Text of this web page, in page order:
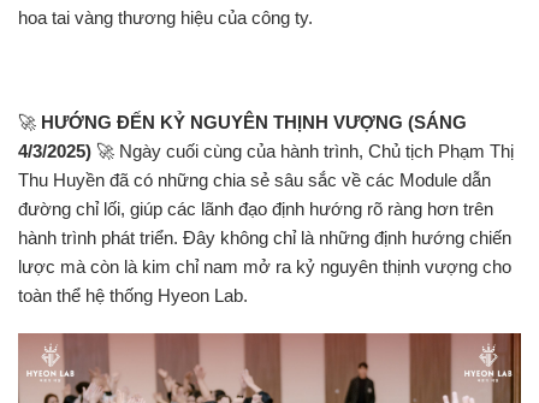
hoa tai vàng thương hiệu của công ty.
🚀 HƯỚNG ĐẾN KỶ NGUYÊN THỊNH VƯỢNG (SÁNG
4/3/2025) 🚀 Ngày cuối cùng của hành trình, Chủ tịch Phạm Thị
Thu Huyền đã có những chia sẻ sâu sắc về các Module dẫn
đường chỉ lối, giúp các lãnh đạo định hướng rõ ràng hơn trên
hành trình phát triển. Đây không chỉ là những định hướng chiến
lược mà còn là kim chỉ nam mở ra kỷ nguyên thịnh vượng cho
toàn thể hệ thống Hyeon Lab.